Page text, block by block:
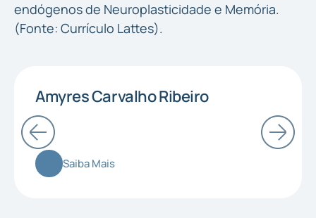
endógenos de Neuroplasticidade e Memória.
(Fonte: Currículo Lattes).
Amyres Carvalho Ribeiro
MESTRE EM FISIOLOGIA HUMANA PELA USP
E DOUTORANDO EM FISIOLOGIA HUMANA
PELA UNICAMP.
Saiba Mais